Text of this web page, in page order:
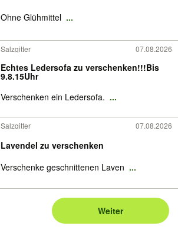
Ohne Glühmittel ...
Salzgitter 07.08.2026
Echtes Ledersofa zu verschenken!!!Bis
9.8.15Uhr
Verschenken ein Ledersofa. ...
Salzgitter 07.08.2026
Lavendel zu verschenken
Verschenke geschnittenen Laven ...
Weiter